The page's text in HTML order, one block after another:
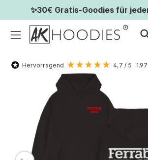
✨30€ Gratis-Goodies für
Hervorragend 4,7 / 5